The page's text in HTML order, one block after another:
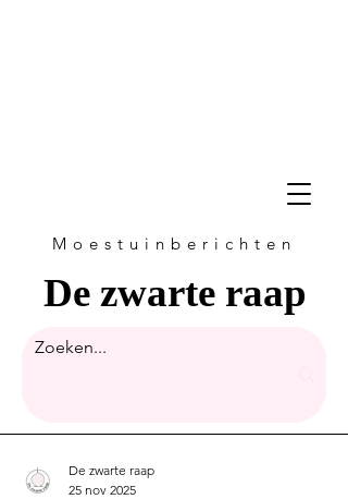
Moestuinberichten
De zwarte raap
De zwarte raap
25 nov 2025